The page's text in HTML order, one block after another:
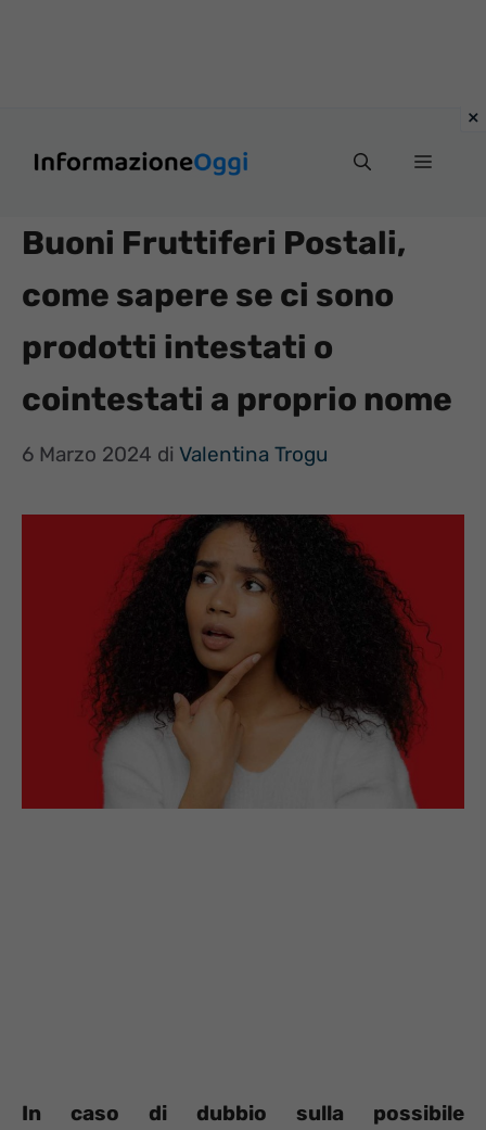
Menu
Buoni Fruttiferi Postali,
come sapere se ci sono
prodotti intestati o
cointestati a proprio nome
6 Marzo 2024 di Valentina Trogu
In caso di dubbio sulla possibile